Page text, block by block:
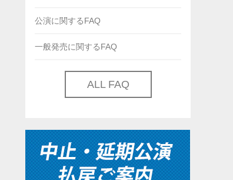
公演に関するFAQ
一般発売に関するFAQ
ALL FAQ